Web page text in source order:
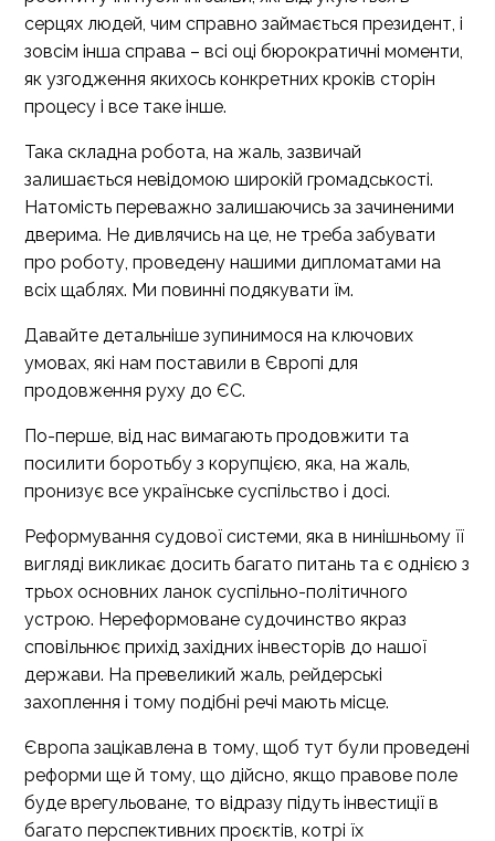
серцях людей, чим справно займається президент, і
зовсім інша справа – всі оці бюрократичні моменти,
як узгодження якихось конкретних кроків сторін
процесу і все таке інше.
Така складна робота, на жаль, зазвичай
залишається невідомою широкій громадськості.
Натомість переважно залишаючись за зачиненими
дверима. Не дивлячись на це, не треба забувати
про роботу, проведену нашими дипломатами на
всіх щаблях. Ми повинні подякувати їм.
Давайте детальніше зупинимося на ключових
умовах, які нам поставили в Європі для
продовження руху до ЄС.
По-перше, від нас вимагають продовжити та
посилити боротьбу з корупцією, яка, на жаль,
пронизує все українське суспільство і досі.
Реформування судової системи, яка в нинішньому її
вигляді викликає досить багато питань та є однією з
трьох основних ланок суспільно-політичного
устрою. Нереформоване судочинство якраз
сповільнює прихід західних інвесторів до нашої
держави. На превеликий жаль, рейдерські
захоплення і тому подібні речі мають місце.
Європа зацікавлена в тому, щоб тут були проведені
реформи ще й тому, що дійсно, якщо правове поле
буде врегульоване, то відразу підуть інвестиції в
багато перспективних проєктів, котрі їх